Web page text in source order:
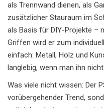
als Trennwand dienen, als
zusätzlicher Stauraum im
als Basis für DIY-Projekte –
Griffen wird er zum
einfach: Metall, Holz und
langlebig, wenn man ihn
Was viele nicht wissen: Der
vorübergehender Trend,